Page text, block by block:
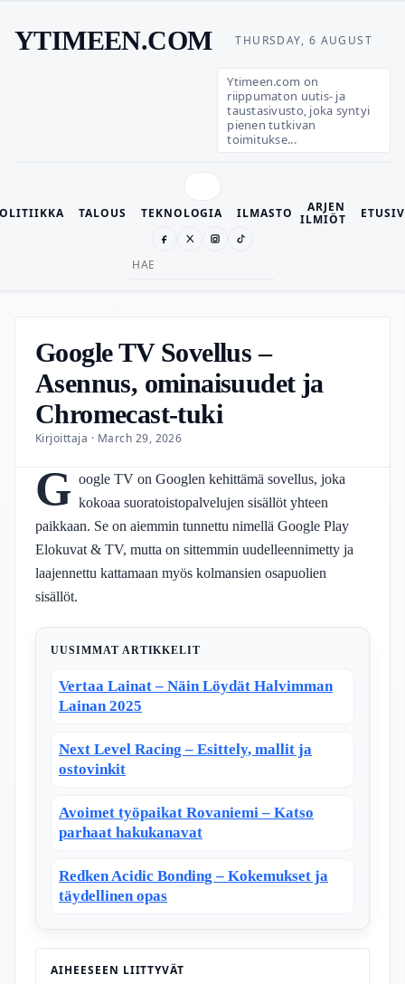
THURSDAY, 6 AUGUST
YTIMEEN.COM
Ytimeen.com on
riippumaton uutis- ja
taustasivusto, joka syntyi
pienen tutkivan
toimitukse...
TALOUS TEKNOLOGIA ILMASTO
ARJEN
ILMIÖT
Search
Google TV Sovellus –
Asennus, ominaisuudet ja
Chromecast-tuki
Kirjoittaja · March 29, 2026
G oogle TV on Googlen kehittämä sovellus, joka
kokoaa suoratoistopalvelujen sisällöt yhteen
paikkaan. Se on aiemmin tunnettu nimellä Google Play
Elokuvat & TV, mutta on sittemmin uudelleennimetty ja
laajennettu kattamaan myös kolmansien osapuolien
sisällöt.
UUSIMMAT ARTIKKELIT
Vertaa Lainat – Näin Löydät Halvimman
Lainan 2025
Next Level Racing – Esittely, mallit ja
ostovinkit
Avoimet työpaikat Rovaniemi – Katso
parhaat hakukanavat
Redken Acidic Bonding – Kokemukset ja
täydellinen opas
AIHEESEEN LIITTYVÄT